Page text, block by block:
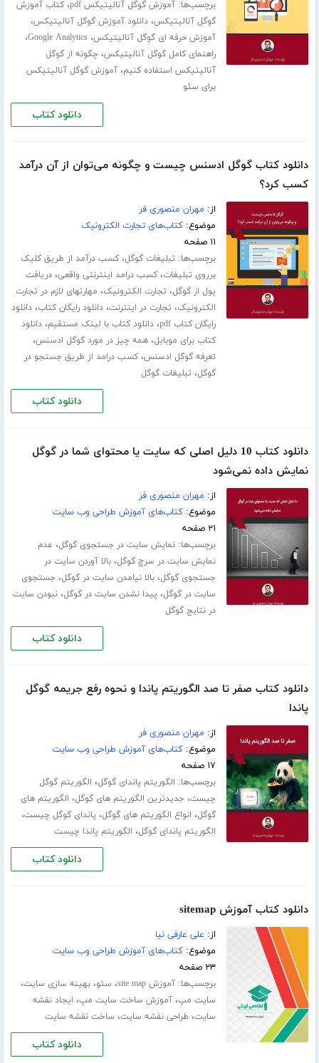
برچسب‌ها:آموزش گوگل آنالیتیکس pdf ،کتاب آموزش
گوگل آنالیتیکس،دانلود آموزش گوگل آنالیتیکس،
آموزش حرفه ای گوگل آنالیتیکس،Google Analytics،
راهنمای کامل گوگل آنالیتیکس، چگونه از گوگل
آنالیتیکس استفاده کنیم،آموزش گوگل آنالیتیکس
برای سئو
دانلود کتاب
دانلود کتاب گوگل ادسنس چیست و چگونه می‌توان از آن درآمد
کسب کرد؟
از: مهران منصوری فر
موضوع:کتاب‌های تجارت الکترونیک
۱۱ صفحه
برچسب‌ها: تبلیغات گوگل،کسب درآمد از طریق کلیک
برروی تبلیغات،کسب درامد اینترنتی واقعی،دریافت
پول از گوگل، تجارت الکترونیک، مهارتهای لازم در تجارت
الکترونیک، تجارت در اینترنت،دانلود رایگان کتاب،دانلود
رایگان کتاب pdf
،دانلود کتاب با لینک مستقیم،دانلود
کتاب برای موبایل،همه چیز در مورد گوگل ادسنس،
تعرفه گوگل ادسنس،کسب درامد از طریق جستجو در
گوگل، تبلیغات گوگل
دانلود کتاب
دانلود کتاب 10 دلیل اصلی که سایت یا محتوای شما در گوگل
نمایش داده نمی‌شود
از: مهران منصوری فر
موضوع:کتاب‌های آموزش طراحی وب سایت
۲۱ صفحه
برچسب‌ها:نمایش سایت در جستجوی گوگل، عدم
نمایش سایت در سرچ گوگل،بالا آوردن سایت در
جستجوی گوگل،بالا نیامدن سایت در گوگل، جستجوی
سایت در گوگل، پیدا نشدن سایت در گوگل،نبودن سایت
در نتایج گوگل
دانلود کتاب
دانلود کتاب صفر تا صد الگوریتم پاندا و نحوه رفع جریمه گوگل
پاندا
از: مهران منصوری فر
موضوع:کتاب‌های آموزش طراحی وب سایت
۱۷ صفحه
برچسب‌ها: الگوریتم پاندای گوگل، الگوریتم گوگل
چیست، جدیدترین الگوریتم های گوگل، الگوریتم های
گوگل، انواع الگوریتم های گوگل، پاندای گوگل چیست،
الگوریتم پاندای گوگل، الگوریتم پاندا چیست
دانلود کتاب
دانلود کتاب آموزش sitemap
از: علی عارفی نیا
موضوع:کتاب‌های آموزش طراحی وب سایت
۲۳ صفحه
برچسب‌ها:آموزش site map ، سئو،بهینه سازی سایت،
سایت مپ،آموزش ساخت سایت مپ، ایجاد نقشه
سایت، طراحی نقشه سایت، ساخت نقشه سایت
دانلود کتاب